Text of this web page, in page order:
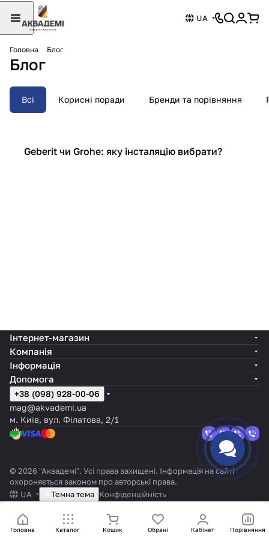
UA
Головна Блог
Блог
Всі Корисні поради Бренди та порівняння
Бренди та порівняння
Geberit чи Grohe: яку інсталяцію вибрати?
Головна Каталог Кошик Обрані Кабінет Порівняння
Інтернет-магазин
Компанія
Інформація
Допомога
+38 (098) 928-00-06
mag@akvademi.ua
м. Київ, вул. Філатова, 2/1
© 2026 "Аквадемі". Усі права захищені. Інформація на сайті
охороняється законом про авторські права.
UA
Темна тема Конфіденційність